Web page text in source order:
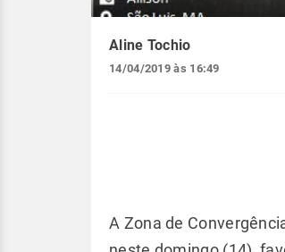
Aline Tochio
14/04/2019 às 16:49
A Zona de